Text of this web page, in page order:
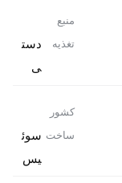
منبع
تغذیه
دست
ی
کشور
ساخت سوئ
یس